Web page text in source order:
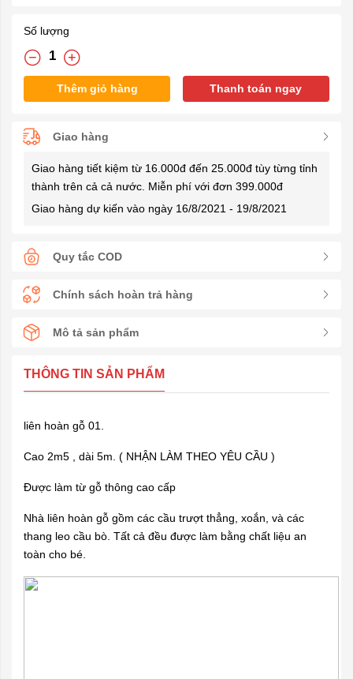
Số lượng
Thêm giỏ hàng Thanh toán ngay
Giao hàng
Giao hàng tiết kiệm từ 16.000đ đến 25.000đ tùy từng tỉnh
thành trên cả cả nước. Miễn phí với đơn 399.000đ
Giao hàng dự kiến vào ngày 16/8/2021 - 19/8/2021
Quy tắc COD
Chính sách hoàn trả hàng
Mô tả sản phẩm
THÔNG TIN SẢN PHẨM
liên hoàn gỗ 01.
Cao 2m5 , dài 5m. ( NHẬN LÀM THEO YÊU CẦU )
Được làm từ gỗ thông cao cấp
Nhà liên hoàn gỗ gồm các cầu trượt thẳng, xoắn, và các
thang leo cầu bò. Tất cả đều được làm bằng chất liệu an
toàn cho bé.